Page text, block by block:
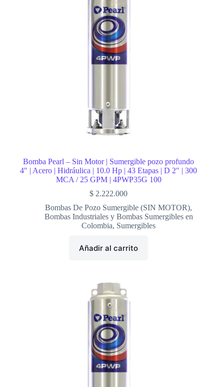
Bomba Pearl – Sin Motor | Sumergible pozo profundo
4″ | Acero | Hidráulica | 10.0 Hp | 43 Etapas | D 2″ | 300
MCA / 25 GPM | 4PWP35G 100
$ 2.222.000
Bombas De Pozo Sumergible (SIN MOTOR),
Bombas Industriales y Bombas Sumergibles en
Colombia, Sumergibles
Añadir al carrito